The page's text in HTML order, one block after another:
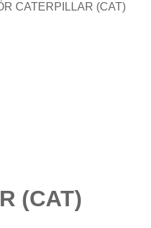
CATERPILLAR (CAT)
(CAT)